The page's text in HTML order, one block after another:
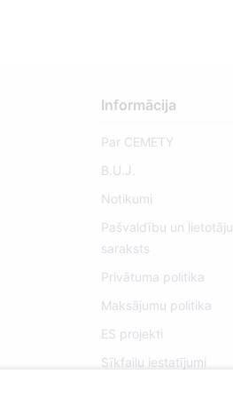
Informācija
Par CEMETY
B.U.J.
Notikumi
Pašvaldību un lietotāju
saraksts
Privātuma politika
Maksājumu politika
ES projekti
Sīkfailu iestatījumi